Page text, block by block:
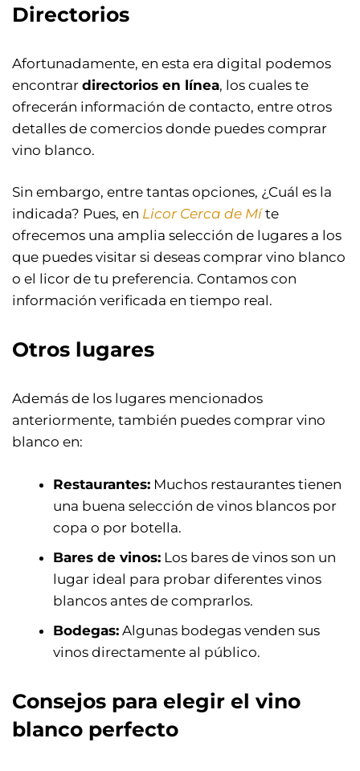
Directorios
Afortunadamente, en esta era digital podemos
encontrar directorios en línea, los cuales te
ofrecerán información de contacto, entre otros
detalles de comercios donde puedes comprar
vino blanco.
Sin embargo, entre tantas opciones, ¿Cuál es la
indicada? Pues, en Licor Cerca de Míte
ofrecemos una amplia selección de lugares a los
que puedes visitar si deseas comprar vino blanco
o el licor de tu preferencia. Contamos con
información verificada en tiempo real.
Otros lugares
Además de los lugares mencionados
anteriormente, también puedes comprar vino
blanco en:
Restaurantes: Muchos restaurantes tienen
una buena selección de vinos blancos por
copa o por botella.
Bares de vinos: Los bares de vinos son un
lugar ideal para probar diferentes vinos
blancos antes de comprarlos.
Bodegas: Algunas bodegas venden sus
vinos directamente al público.
Consejos para elegir el vino
blanco perfecto